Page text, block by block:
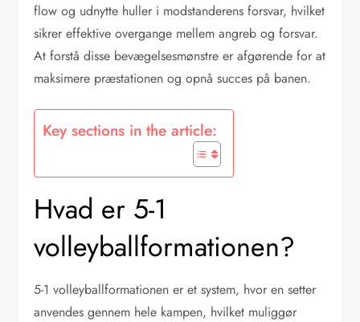
flow og udnytte huller i modstanderens forsvar, hvilket
sikrer effektive overgange mellem angreb og forsvar.
At forstå disse bevægelsesmønstre er afgørende for at
maksimere præstationen og opnå succes på banen.
Key sections in the article:
Hvad er 5-1
volleyballformationen?
5-1 volleyballformationen er et system, hvor en setter
anvendes gennem hele kampen, hvilket muliggør